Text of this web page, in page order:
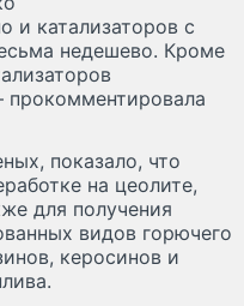
и катализаторов с
недешево. Кроме
прокомментировала
показало, что
на цеолите,
для получения
видов горючего
керосинов и